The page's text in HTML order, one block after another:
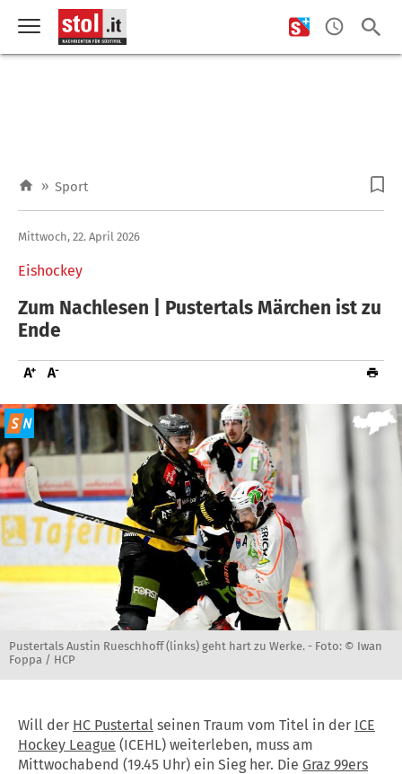
» Sport
Eishockey
Mittwoch, 22. April 2026
Zum Nachlesen | Pustertals Märchen ist zu
Ende
Pustertals Austin Rueschhoff (links) geht hart zu Werke. - Foto: © Iwan
Foppa / HCP
Will der HC Pustertal seinen Traum vom Titel in der ICE
Hockey League (ICEHL) weiterleben, muss am
Mittwochabend (19.45 Uhr) ein Sieg her. Die Graz 99ers